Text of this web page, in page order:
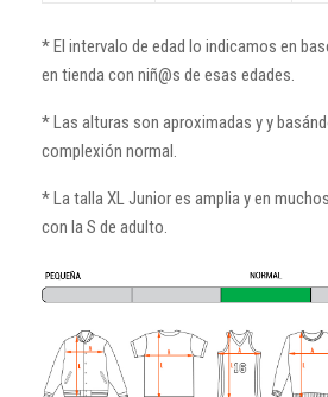
* El intervalo de edad lo indicamos en
en tienda con niñ@s de esas edades.
* Las alturas son aproximadas y y
complexión normal.
* La talla XL Junior es amplia y en
con la S de adulto.